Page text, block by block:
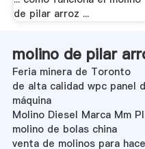
de pilar arroz ...
molino de pilar
Feria minera de Toronto
de alta calidad wpc panel
máquina
Molino Diesel Marca Mm
molino de bolas china
venta de molinos para